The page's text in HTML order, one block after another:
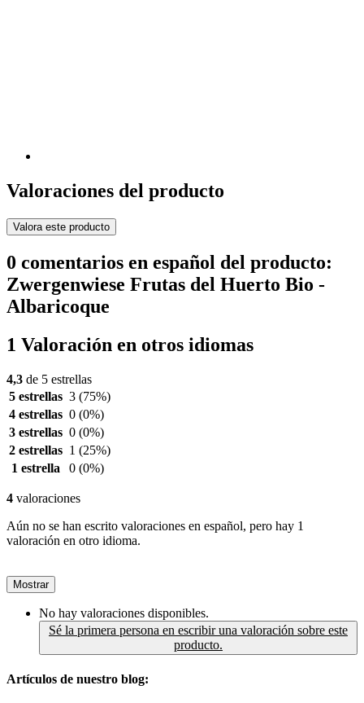
Valoraciones del producto
Valora este producto
0 comentarios en español del producto:
Zwergenwiese Frutas del Huerto Bio -
Albaricoque
1 Valoración en otros idiomas
4,3 de 5 estrellas
5 estrellas 3 (75%)
4 estrellas 0 (0%)
3 estrellas 0 (0%)
2 estrellas 1 (25%)
1 estrella
0 (0%)
4 valoraciones
Aún no se han escrito valoraciones en español, pero hay 1
valoración en otro idioma.
Mostrar
No hay valoraciones disponibles.
Sé la primera persona en escribir una valoración sobre este
producto.
Artículos de nuestro blog: